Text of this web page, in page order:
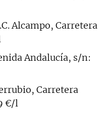
Alcampo, Carretera
Andalucía, s/n:
Carretera
€/l